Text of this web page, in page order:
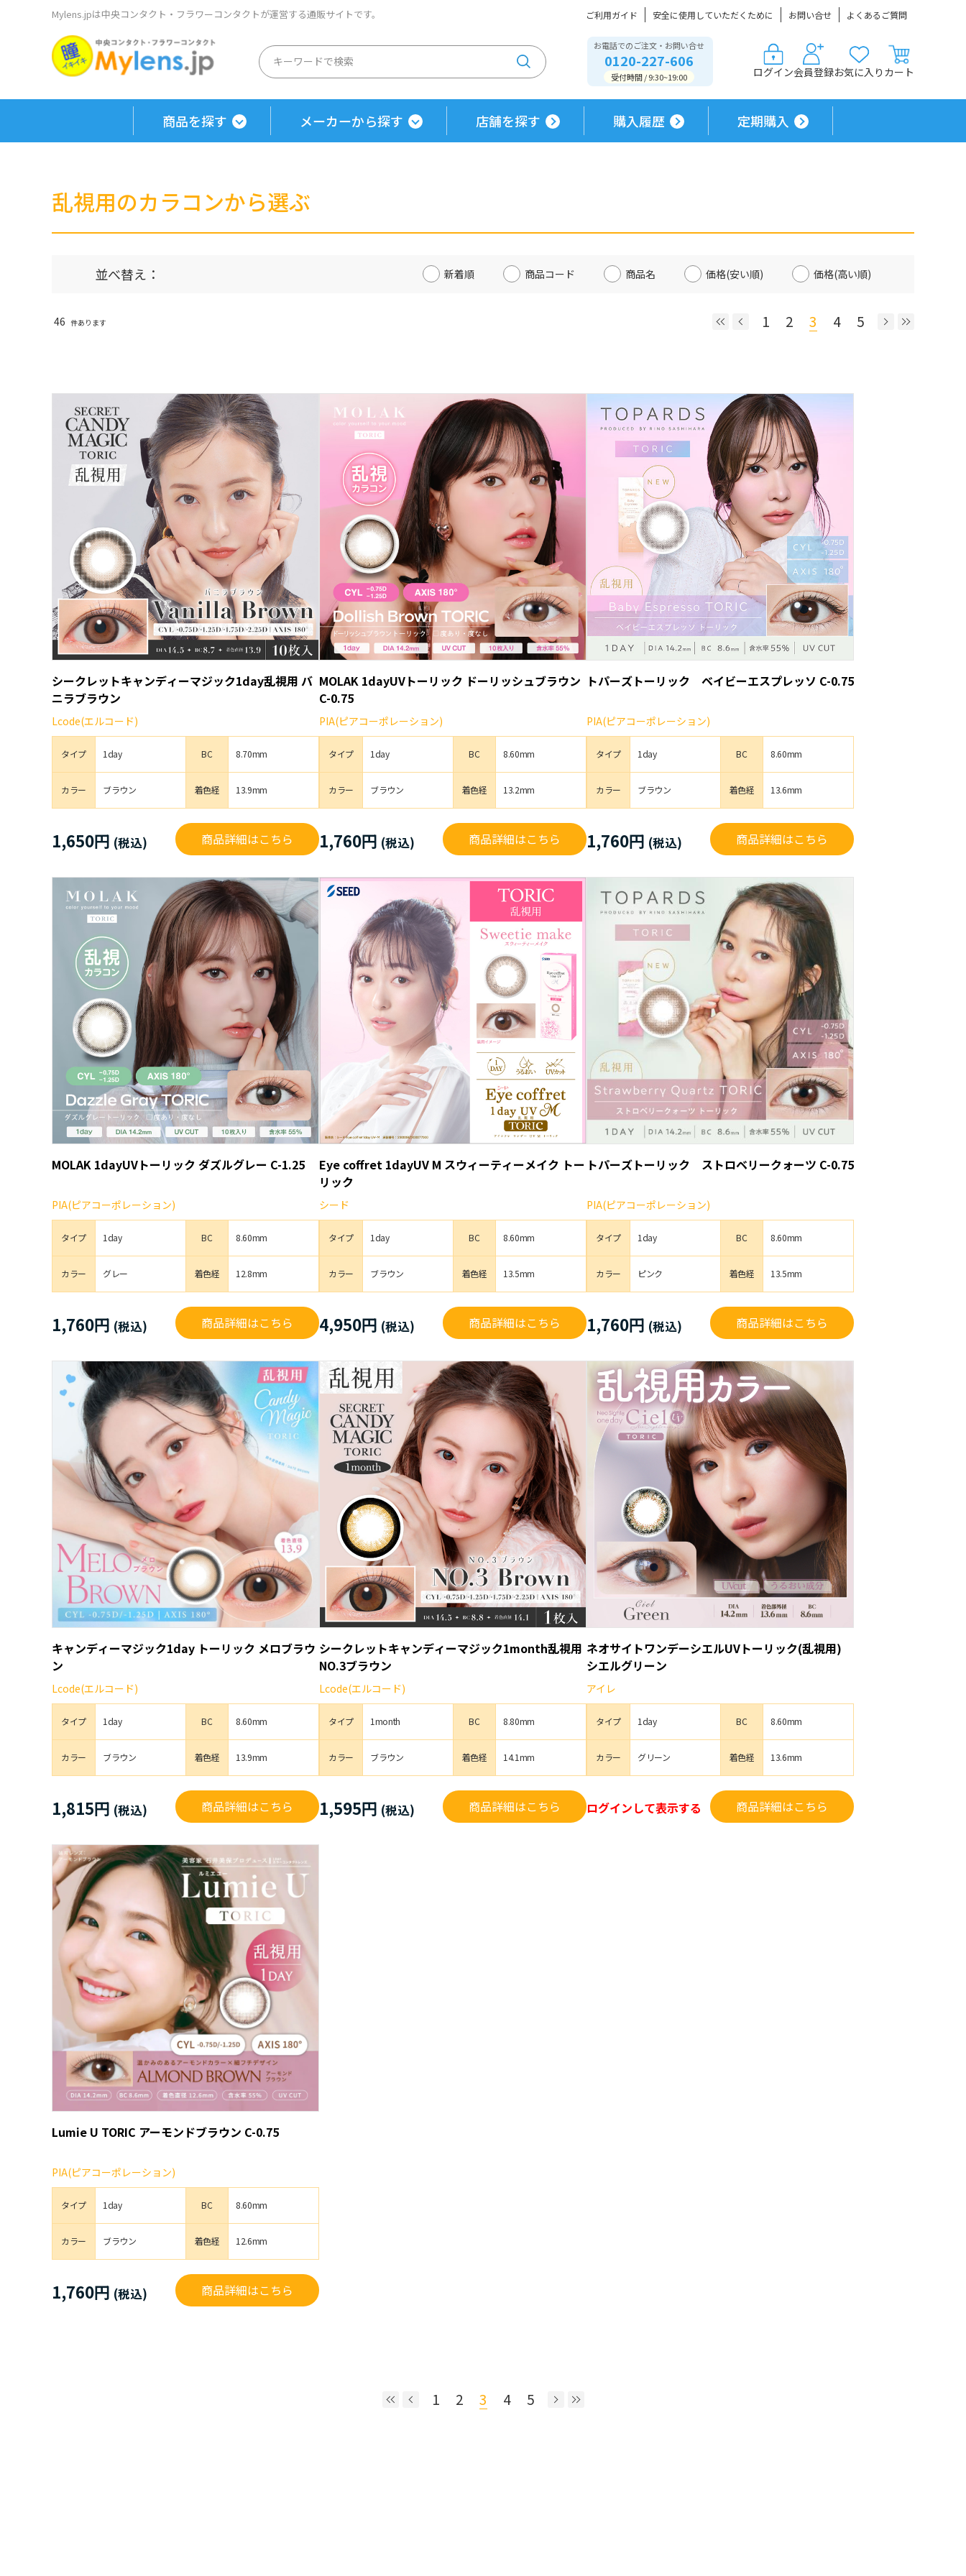
Mylens.jpは中央コンタクト・フラワーコンタクトが運営する通販サイトです。 ご利用ガイド 安全に使用していただくために お問い合せ よくあるご質問
お電話でのご注文・お問い合せ
0120-227-606
受付時間 / 9:30~19:00 ログイン会員登録お気に入り カート
商品を探す メーカーから探す 店舗を探す 購入履歴 定期購入
乱視用のカラコンから選ぶ
並べ替え： 新着順 商品コード 商品名 価格(安い順) 価格(高い順)
46 件あります 1 2 3 4 5
シークレットキャンディーマジック1day乱視用 バ
ニラブラウン
Lcode(エルコード)
タイプ 1day BC 8.70mm
カラー ブラウン 着色経 13.9mm
1,650円 商品詳細はこちら
MOLAK 1dayUVトーリック ドーリッシュブラウン
C-0.75
PIA(ピアコーポレーション)
タイプ 1day BC 8.60mm
カラー ブラウン 着色経 13.2mm
1,760円 商品詳細はこちら
トパーズトーリック ベイビーエスプレッソ C-0.75
PIA(ピアコーポレーション)
タイプ 1day BC 8.60mm
カラー ブラウン 着色経 13.6mm
1,760円 商品詳細はこちら
MOLAK 1dayUVトーリック ダズルグレー C-1.25
PIA(ピアコーポレーション)
タイプ 1day BC 8.60mm
カラー グレー 着色経 12.8mm
1,760円 商品詳細はこちら
Eye coffret 1dayUV M スウィーティーメイク トー
リック
シード
タイプ 1day BC 8.60mm
カラー ブラウン 着色経 13.5mm
4,950円 商品詳細はこちら
トパーズトーリック ストロベリークォーツ C-0.75
PIA(ピアコーポレーション)
タイプ 1day BC 8.60mm
カラー ピンク 着色経 13.5mm
1,760円 商品詳細はこちら
キャンディーマジック1day トーリック メロブラウ
ン
Lcode(エルコード)
タイプ 1day BC 8.60mm
カラー ブラウン 着色経 13.9mm
1,815円 商品詳細はこちら
シークレットキャンディーマジック1month乱視用
NO.3ブラウン
Lcode(エルコード)
タイプ 1month BC 8.80mm
カラー ブラウン 着色経 14.1mm
1,595円 商品詳細はこちら
ネオサイトワンデーシエルUVトーリック(乱視用)
シエルグリーン
アイレ
タイプ 1day BC 8.60mm
カラー グリーン 着色経 13.6mm
ログインして表示する 商品詳細はこちら
Lumie U TORIC アーモンドブラウン C-0.75
PIA(ピアコーポレーション)
タイプ 1day BC 8.60mm
カラー ブラウン 着色経 12.6mm
1,760円 商品詳細はこちら
1 2 3 4 5